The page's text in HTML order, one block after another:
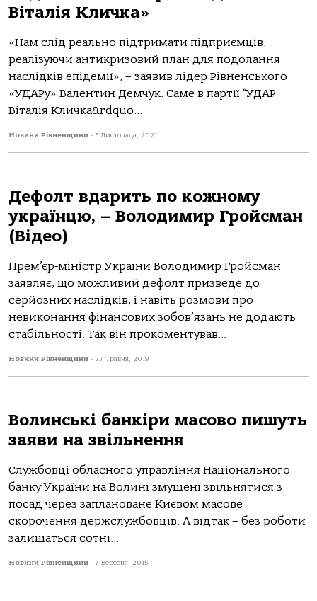
Віталія Кличка»
«Нам слід реально підтримати підприємців,
реалізуючи антикризовий план для подолання
наслідків епідемії», – заявив лідер Рівненського
«УДАРу» Валентин Демчук. Саме в партії “УДАР
Віталія Кличка&rdquo...
Новини Рівненщини - 3 Листопада, 2021
Дефолт вдарить по кожному
українцю, – Володимир Гройсман
(Відео)
Прем’єр-міністр України Володимир Гройсман
заявляє, що можливий дефолт призведе до
серйозних наслідків, і навіть розмови про
невиконання фінансових зобов’язань не додають
стабільності. Так він прокоментував...
Новини Рівненщини - 27 Травня, 2019
Волинські банкіри масово пишуть
заяви на звільнення
Службовці обласного управління Національного
банку України на Волині змушені звільнятися з
посад через заплановане Києвом масове
скорочення держслужбовців. А відтак – без роботи
залишаться сотні...
Новини Рівненщини - 7 Вересня, 2015